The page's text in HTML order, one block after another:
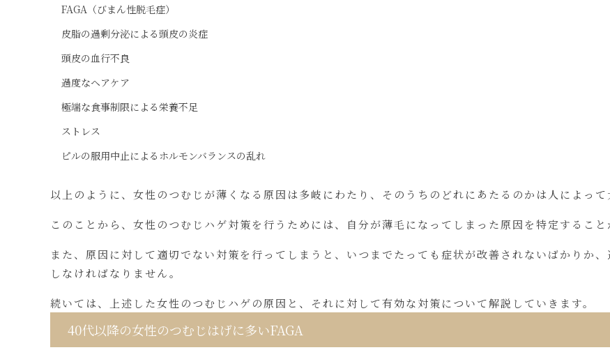
FAGA（びまん性脱毛症）
皮脂の過剰分泌による頭皮の炎症
頭皮の血行不良
過度なヘアケア
極端な食事制限による栄養不足
ストレス
ピルの服用中止によるホルモンバランスの乱れ
以上のように、女性のつむじが薄くなる原因は多岐にわたり、そのうちのどれにあたるのかは人によって
このことから、女性のつむじハゲ対策を行うためには、自分が薄毛になってしまった原因を特定すること
また、原因に対して適切でない対策を行ってしまうと、いつまでたっても症状が改善されないばかりか
しなければなりません。
続いては、上述した女性のつむじハゲの原因と、それに対して有効な対策について解説していきます。
40代以降の女性のつむじはげに多いFAGA